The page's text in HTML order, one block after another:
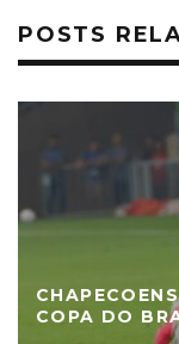
POSTS
COPA DO